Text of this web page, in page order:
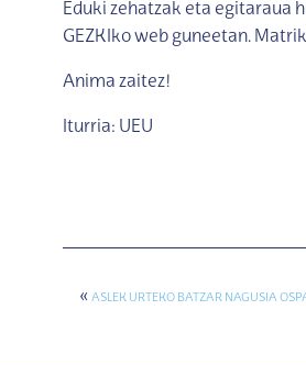
Eduki zehatzak eta egitaraua
GEZKIko web guneetan.
Anima zaitez!
Iturria: UEU
« ASLEK URTEKO BATZAR NAGUSIA